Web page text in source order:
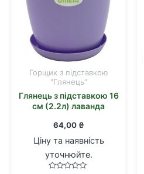
Горщик з підставкою
"Глянець"
Глянець з підставкою 16
см (2.2л) лаванда
64,00 ₴
Ціну та наявність
уточнюйте.